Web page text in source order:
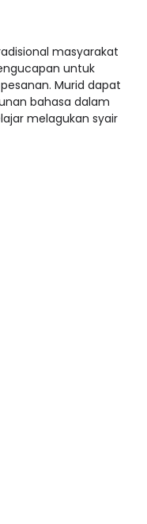
masyarakat
untuk
Murid dapat
bahasa dalam
melagukan syair